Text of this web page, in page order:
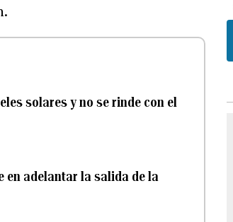
solares y no se rinde con el
en adelantar la salida de la